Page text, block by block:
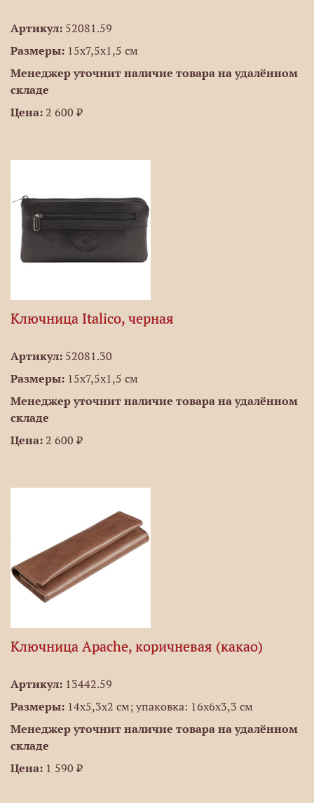
Артикул: 52081.59
Размеры: 15x7,5x1,5 см
Менеджер уточнит наличие товара на удалённом
складе
Цена: 2 600 ₽
Ключница Italico, черная
Артикул: 52081.30
Размеры: 15x7,5x1,5 см
Менеджер уточнит наличие товара на удалённом
складе
Цена: 2 600 ₽
Ключница Apache, коричневая (какао)
Артикул: 13442.59
Размеры: 14х5,3x2 см; упаковка: 16х6х3,3 см
Менеджер уточнит наличие товара на удалённом
складе
Цена: 1 590 ₽